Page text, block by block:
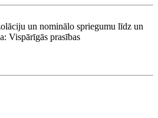
un nominālo spriegumu līdz un
Vispārīgās prasības